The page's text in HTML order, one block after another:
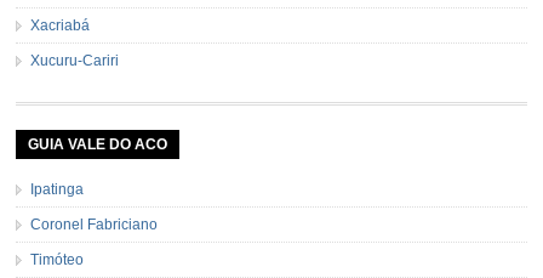
Xacriabá
Xucuru-Cariri
GUIA VALE DO ACO
Ipatinga
Coronel Fabriciano
Timóteo